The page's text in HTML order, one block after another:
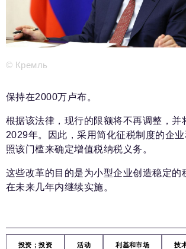
编辑电子邮件:
新闻部
info@business-magazine.online
广告部
发行部/编辑订阅
合作伙伴关系部
partner@business-magazine.online
© Кремль
保持在2000万卢布。
根据该法律，现行的限额将不再调整，并
2029年。因此，采用简化征税制度的企
照该门槛来确定增值税纳税义务。
这些改革的目的是为小型企业创造稳定的
在未来几年内继续实施。
投资；投资 活动 利基和市场 技